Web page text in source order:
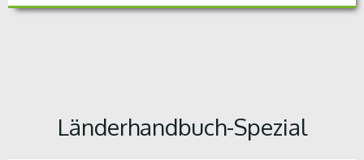
Länderhandbuch-Spezial